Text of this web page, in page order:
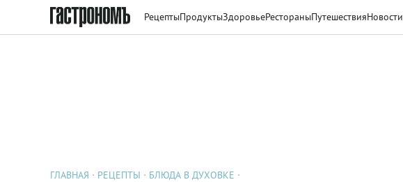
РецептыПродуктыЗдоровьеРестораныПутешествияНовости
ГЛАВНАЯ РЕЦЕПТЫ
БЛЮДА В ДУХОВКЕ